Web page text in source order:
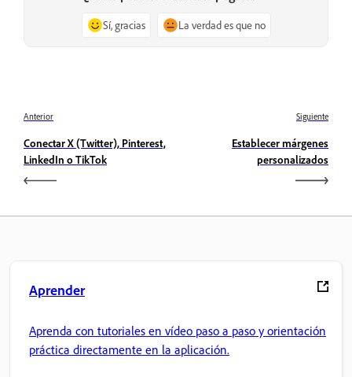
Sí, gracias La verdad es que no
Anterior
Conectar X (Twitter), Pinterest,
LinkedIn o TikTok
Siguiente
Establecer márgenes
personalizados
Aprender
Aprenda con tutoriales en vídeo paso a paso y orientación
práctica directamente en la aplicación.